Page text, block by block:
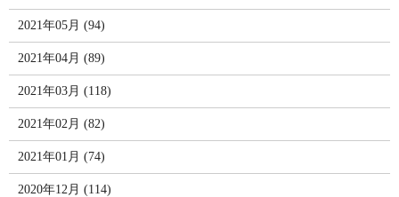
2021年05月 (94)
2021年04月 (89)
2021年03月 (118)
2021年02月 (82)
2021年01月 (74)
2020年12月 (114)